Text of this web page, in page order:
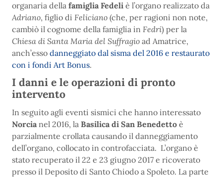
organaria della famiglia Fedeli è l’organo realizzato da
Adriano, figlio di Feliciano (che, per ragioni non note,
cambiò il cognome della famiglia in Fedri) per la
Chiesa di Santa Maria del Suffragio ad Amatrice,
anch’esso danneggiato dal sisma del 2016 e restaurato
con i fondi Art Bonus.
I danni e le operazioni di pronto
intervento
In seguito agli eventi sismici che hanno interessato
Norcia nel 2016, la Basilica di San Benedetto è
parzialmente crollata causando il danneggiamento
dell’organo, collocato in controfacciata. L’organo è
stato recuperato il 22 e 23 giugno 2017 e ricoverato
presso il Deposito di Santo Chiodo a Spoleto. La parte